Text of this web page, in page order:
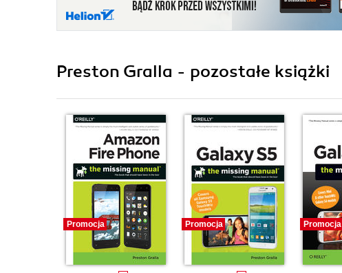
Preston Gralla - pozostałe książki
Promocja Promocja Promocja